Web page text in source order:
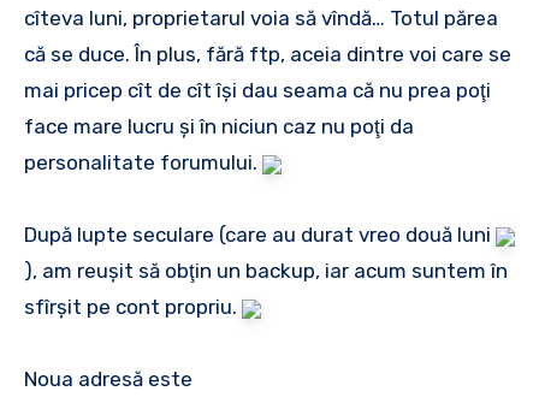
cîteva luni, proprietarul voia să vîndă… Totul părea
că se duce. În plus, fără ftp, aceia dintre voi care se
mai pricep cît de cît îşi dau seama că nu prea poţi
face mare lucru şi în niciun caz nu poţi da
personalitate forumului.
După lupte seculare (care au durat vreo două luni
), am reuşit să obţin un backup, iar acum suntem în
sfîrşit pe cont propriu.
Noua adresă este